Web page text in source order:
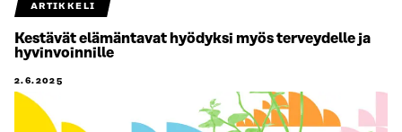
ARTIKKELI
Kestävät elämäntavat hyödyksi myös terveydelle ja
hyvinvoinnille
2.6.2025